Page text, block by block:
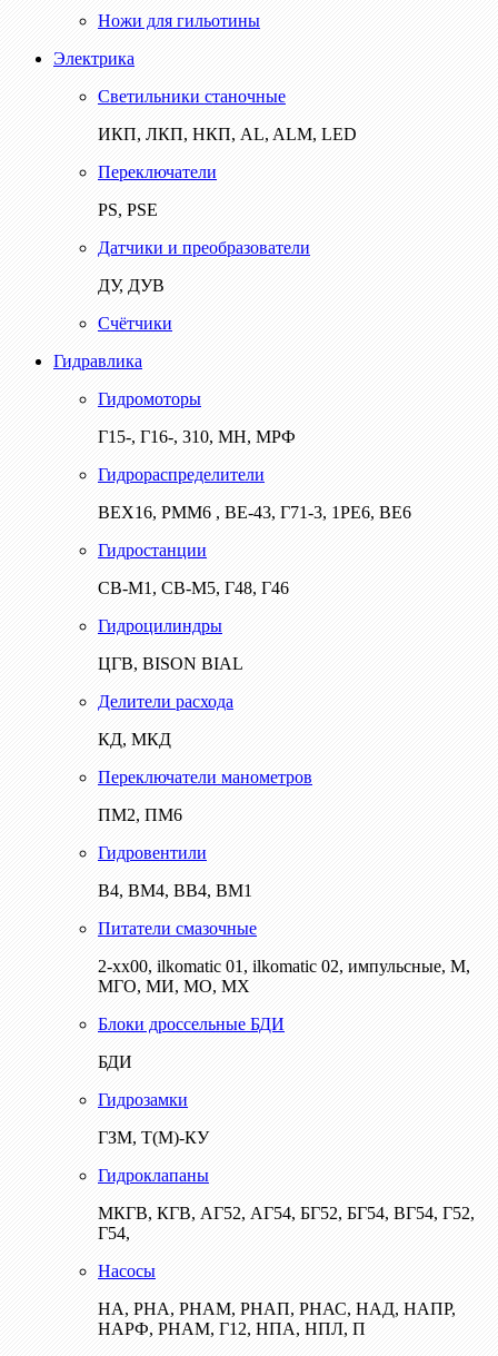
Ножи для гильотины
Электрика
Светильники станочные
ИКП, ЛКП, НКП, AL, ALM, LED
Переключатели
PS, PSE
Датчики и преобразователи
ДУ, ДУВ
Счётчики
Гидравлика
Гидромоторы
Г15-, Г16-, 310, МН, МРФ
Гидрораспределители
ВЕХ16, РММ6 , ВЕ-43, Г71-3, 1РЕ6, ВЕ6
Гидростанции
СВ-М1, СВ-М5, Г48, Г46
Гидроцилиндры
ЦГВ, BISON BIAL
Делители расхода
КД, МКД
Переключатели манометров
ПМ2, ПМ6
Гидровентили
В4, ВМ4, ВВ4, ВМ1
Питатели смазочные
2-хх00, ilkomatic 01, ilkomatic 02, импульсные, М,
МГО, МИ, МО, МХ
Блоки дроссельные БДИ
БДИ
Гидрозамки
ГЗМ, Т(М)-КУ
Гидроклапаны
МКГВ, КГВ, АГ52, АГ54, БГ52, БГ54, ВГ54, Г52,
Г54,
Насосы
НА, РНА, РНАМ, РНАП, РНАС, НАД, НАПР,
НАРФ, РНАМ, Г12, НПА, НПЛ, П